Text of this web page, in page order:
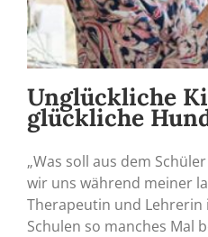
Unglückliche
glückliche
„Was soll aus dem
wir uns während meiner
Therapeutin und
Schulen so manches Mal